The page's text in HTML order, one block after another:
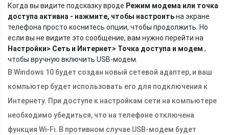
Когда вы видите подсказку вроде Режим модема или точка
доступа активна - нажмите, чтобы настроитьна экране
телефона просто коснитесь опции, чтобы продолжить. Но
если вы не видите это сообщение, вам нужно перейти на
Настройки> Сеть и Интернет> Точка доступа и модем ,
чтобы вручную включить USB-модем.
В Windows 10 будет создан новый сетевой адаптер, и ваш
компьютер будет использовать его для подключения к
Интернету. При доступе к настройкам сети на компьютере
необходимо убедиться, что на телефоне отключена
функция Wi-Fi. В противном случае USB-модем будет